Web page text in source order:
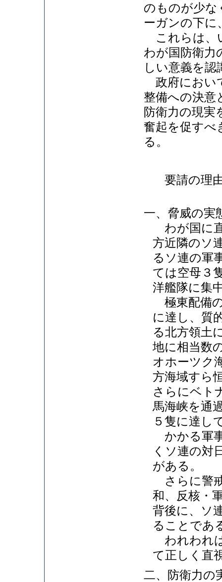
のものが少な
ーガンの下に
これらは、
わが国防衛力
しい意義を
政府におい
整備への決意
防衛力の現実
奮起を促すべ
る。
要請の理
一、脅威の実
わが国に
方近隣のソ
るソ連の軍
ては空母３
洋艦隊に集
極東配備
に達し、質
る北方領土
地に相当数
オホーツク
方海域すら
さらにベト
馬海峡を通
５隻に達し
かかる軍
くソ連の対
がある。
さらに警
和、反核・
背後に、ソ
ることであ
われわれ
て正しく直
二、防衛力の